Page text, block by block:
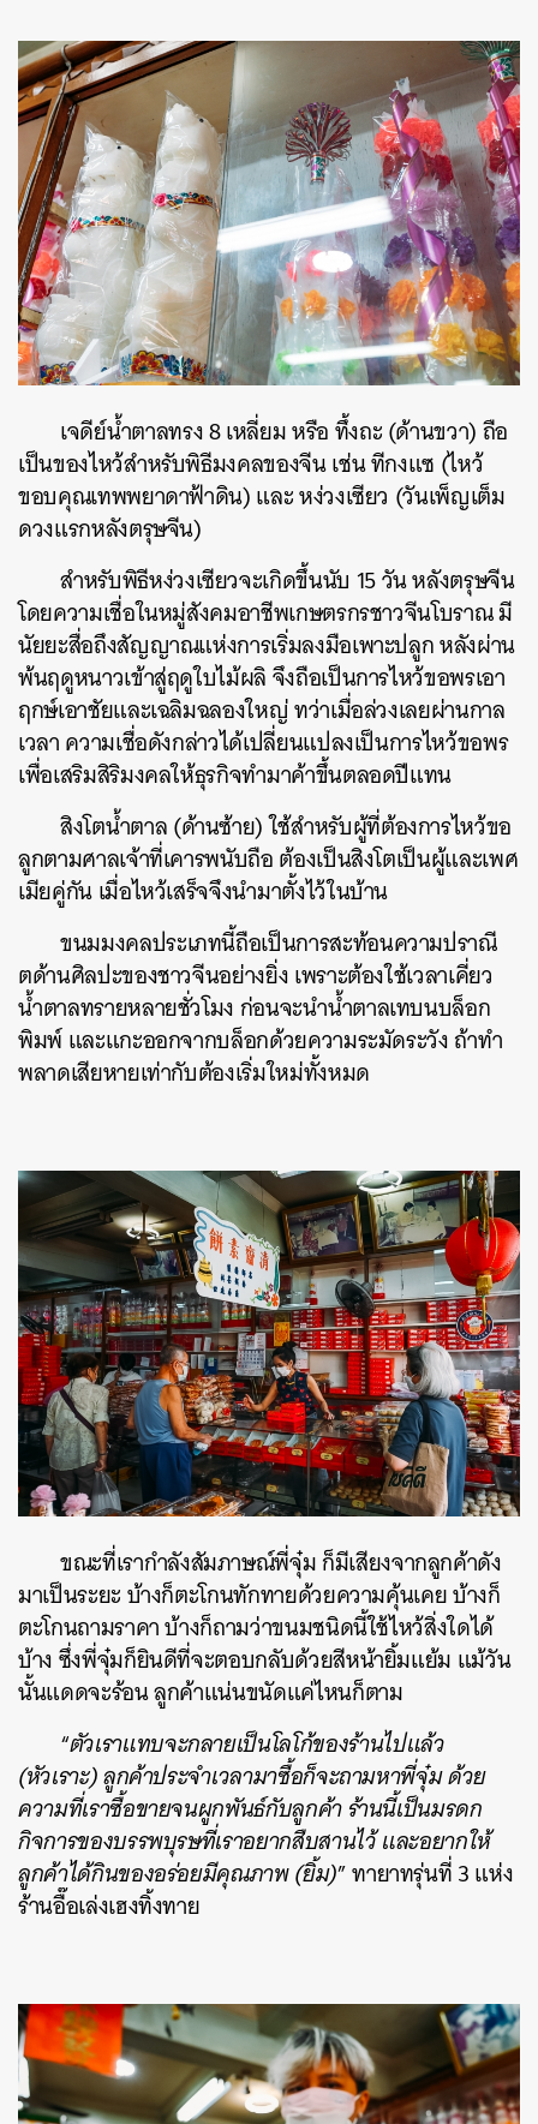
เจดีย์น้ำตาลทรง 8 เหลี่ยม หรือ ทึ้งถะ (ด้านขวา) ถือ
เป็นของไหว้สำหรับพิธีมงคลของจีน เช่น ทีกงแซ (ไหว้
ขอบคุณเทพพยาดาฟ้าดิน) และ หง่วงเซียว (วันเพ็ญเต็ม
ดวงแรกหลังตรุษจีน)
สำหรับพิธีหง่วงเซียวจะเกิดขึ้นนับ 15 วัน หลังตรุษจีน
โดยความเชื่อในหมู่สังคมอาชีพเกษตรกรชาวจีนโบราณ มี
นัยยะสื่อถึงสัญญาณแห่งการเริ่มลงมือเพาะปลูก หลังผ่าน
พ้นฤดูหนาวเข้าสู่ฤดูใบไม้ผลิ จึงถือเป็นการไหว้ขอพรเอา
ฤกษ์เอาชัยและเฉลิมฉลองใหญ่ ทว่าเมื่อล่วงเลยผ่านกาล
เวลา ความเชื่อดังกล่าวได้เปลี่ยนแปลงเป็นการไหว้ขอพร
เพื่อเสริมสิริมงคลให้ธุรกิจทำมาค้าขึ้นตลอดปีแทน
สิงโตน้ำตาล (ด้านซ้าย) ใช้สำหรับผู้ที่ต้องการไหว้ขอ
ลูกตามศาลเจ้าที่เคารพนับถือ ต้องเป็นสิงโตเป็นผู้และเพศ
เมียคู่กัน เมื่อไหว้เสร็จจึงนำมาตั้งไว้ในบ้าน
ขนมมงคลประเภทนี้ถือเป็นการสะท้อนความปราณี
ตด้านศิลปะของชาวจีนอย่างยิ่ง เพราะต้องใช้เวลาเคี่ยว
น้ำตาลทรายหลายชั่วโมง ก่อนจะนำน้ำตาลเทบนบล็อก
พิมพ์ และแกะออกจากบล็อกด้วยความระมัดระวัง ถ้าทำ
พลาดเสียหายเท่ากับต้องเริ่มใหม่ทั้งหมด
ขณะที่เรากำลังสัมภาษณ์พี่จุ๋ม ก็มีเสียงจากลูกค้าดัง
มาเป็นระยะ บ้างก็ตะโกนทักทายด้วยความคุ้นเคย บ้างก็
ตะโกนถามราคา บ้างก็ถามว่าขนมชนิดนี้ใช้ไหว้สิ่งใดได้
บ้าง ซึ่งพี่จุ๋มก็ยินดีที่จะตอบกลับด้วยสีหน้ายิ้มแย้ม แม้วัน
นั้นแดดจะร้อน ลูกค้าแน่นขนัดแค่ไหนก็ตาม
“ตัวเราแทบจะกลายเป็นโลโก้ของร้านไปแล้ว
(หัวเราะ) ลูกค้าประจำเวลามาซื้อก็จะถามหาพี่จุ๋ม ด้วย
ความที่เราซื้อขายจนผูกพันธ์กับลูกค้า ร้านนี้เป็นมรดก
กิจการของบรรพบุรษที่เราอยากสืบสานไว้ และอยากให้
ลูกค้าได้กินของอร่อยมีคุณภาพ (ยิ้ม)” ทายาทรุ่นที่ 3 แห่ง
ร้านอื๊อเล่งเฮงทิ้งทาย